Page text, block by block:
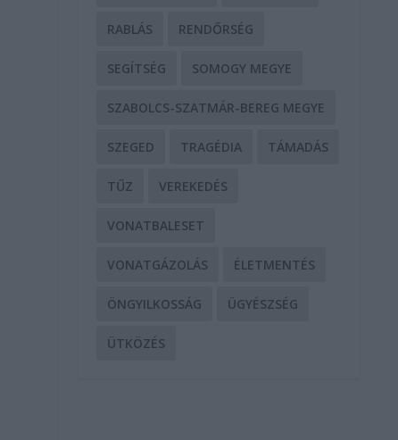
RABLÁS RENDŐRSÉG
SEGÍTSÉG SOMOGY MEGYE
SZABOLCS-SZATMÁR-BEREG MEGYE
SZEGED TRAGÉDIA TÁMADÁS
TŰZ VEREKEDÉS
VONATBALESET
VONATGÁZOLÁS ÉLETMENTÉS
ÖNGYILKOSSÁG ÜGYÉSZSÉG
ÜTKÖZÉS